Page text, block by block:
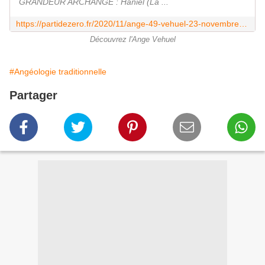
Découvrez l'Ange Vehuel
#Angéologie traditionnelle
Partager